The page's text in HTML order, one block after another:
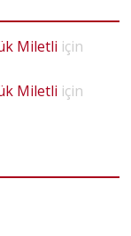
Miletli için
Miletli için